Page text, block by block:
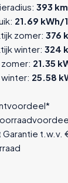
393 km
21.69 kWh/
zomer: 376
winter: 324
21.35
25.58
Garantie